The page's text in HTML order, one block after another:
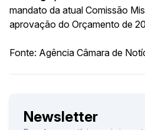
mandato da atual Comissão
aprovação do Orçamento de
Fonte: Agência Câmara de
Newsletter